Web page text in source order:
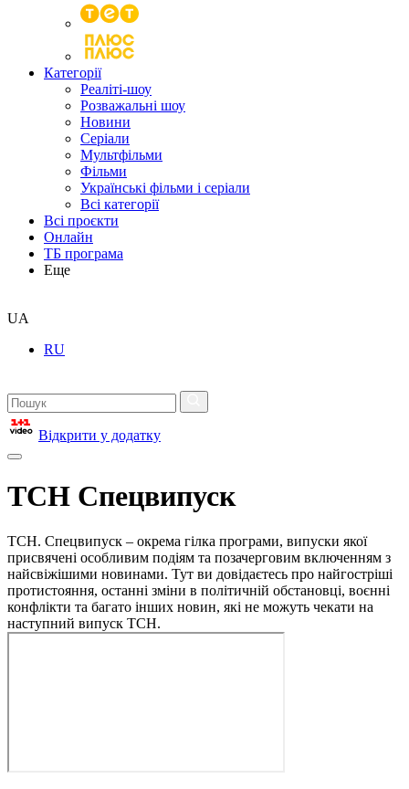
Категорії
Реаліті-шоу
Розважальні шоу
Новини
Серіали
Мультфільми
Фільми
Українські фільми і серіали
Всі категорії
Всі проєкти
Онлайн
ТБ програма
Еще
UA
RU
Відкрити у додатку
ТСН Спецвипуск
ТСН. Спецвипуск – окрема гілка програми, випуски якої
присвячені особливим подіям та позачерговим включенням з
найсвіжішими новинами. Тут ви довідаєтесь про найгостріші
протистояння, останні зміни в політичній обстановці, воєнні
конфлікти та багато інших новин, які не можуть чекати на
наступний випуск ТСН.